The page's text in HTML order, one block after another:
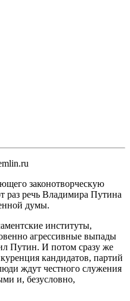
законотворческую
раз речь Владимира Путина
думы.
институты,
агрессивные выпады
Путин. И потом сразу же
кандидатов, партий
ждут честного служения
и, безусловно,